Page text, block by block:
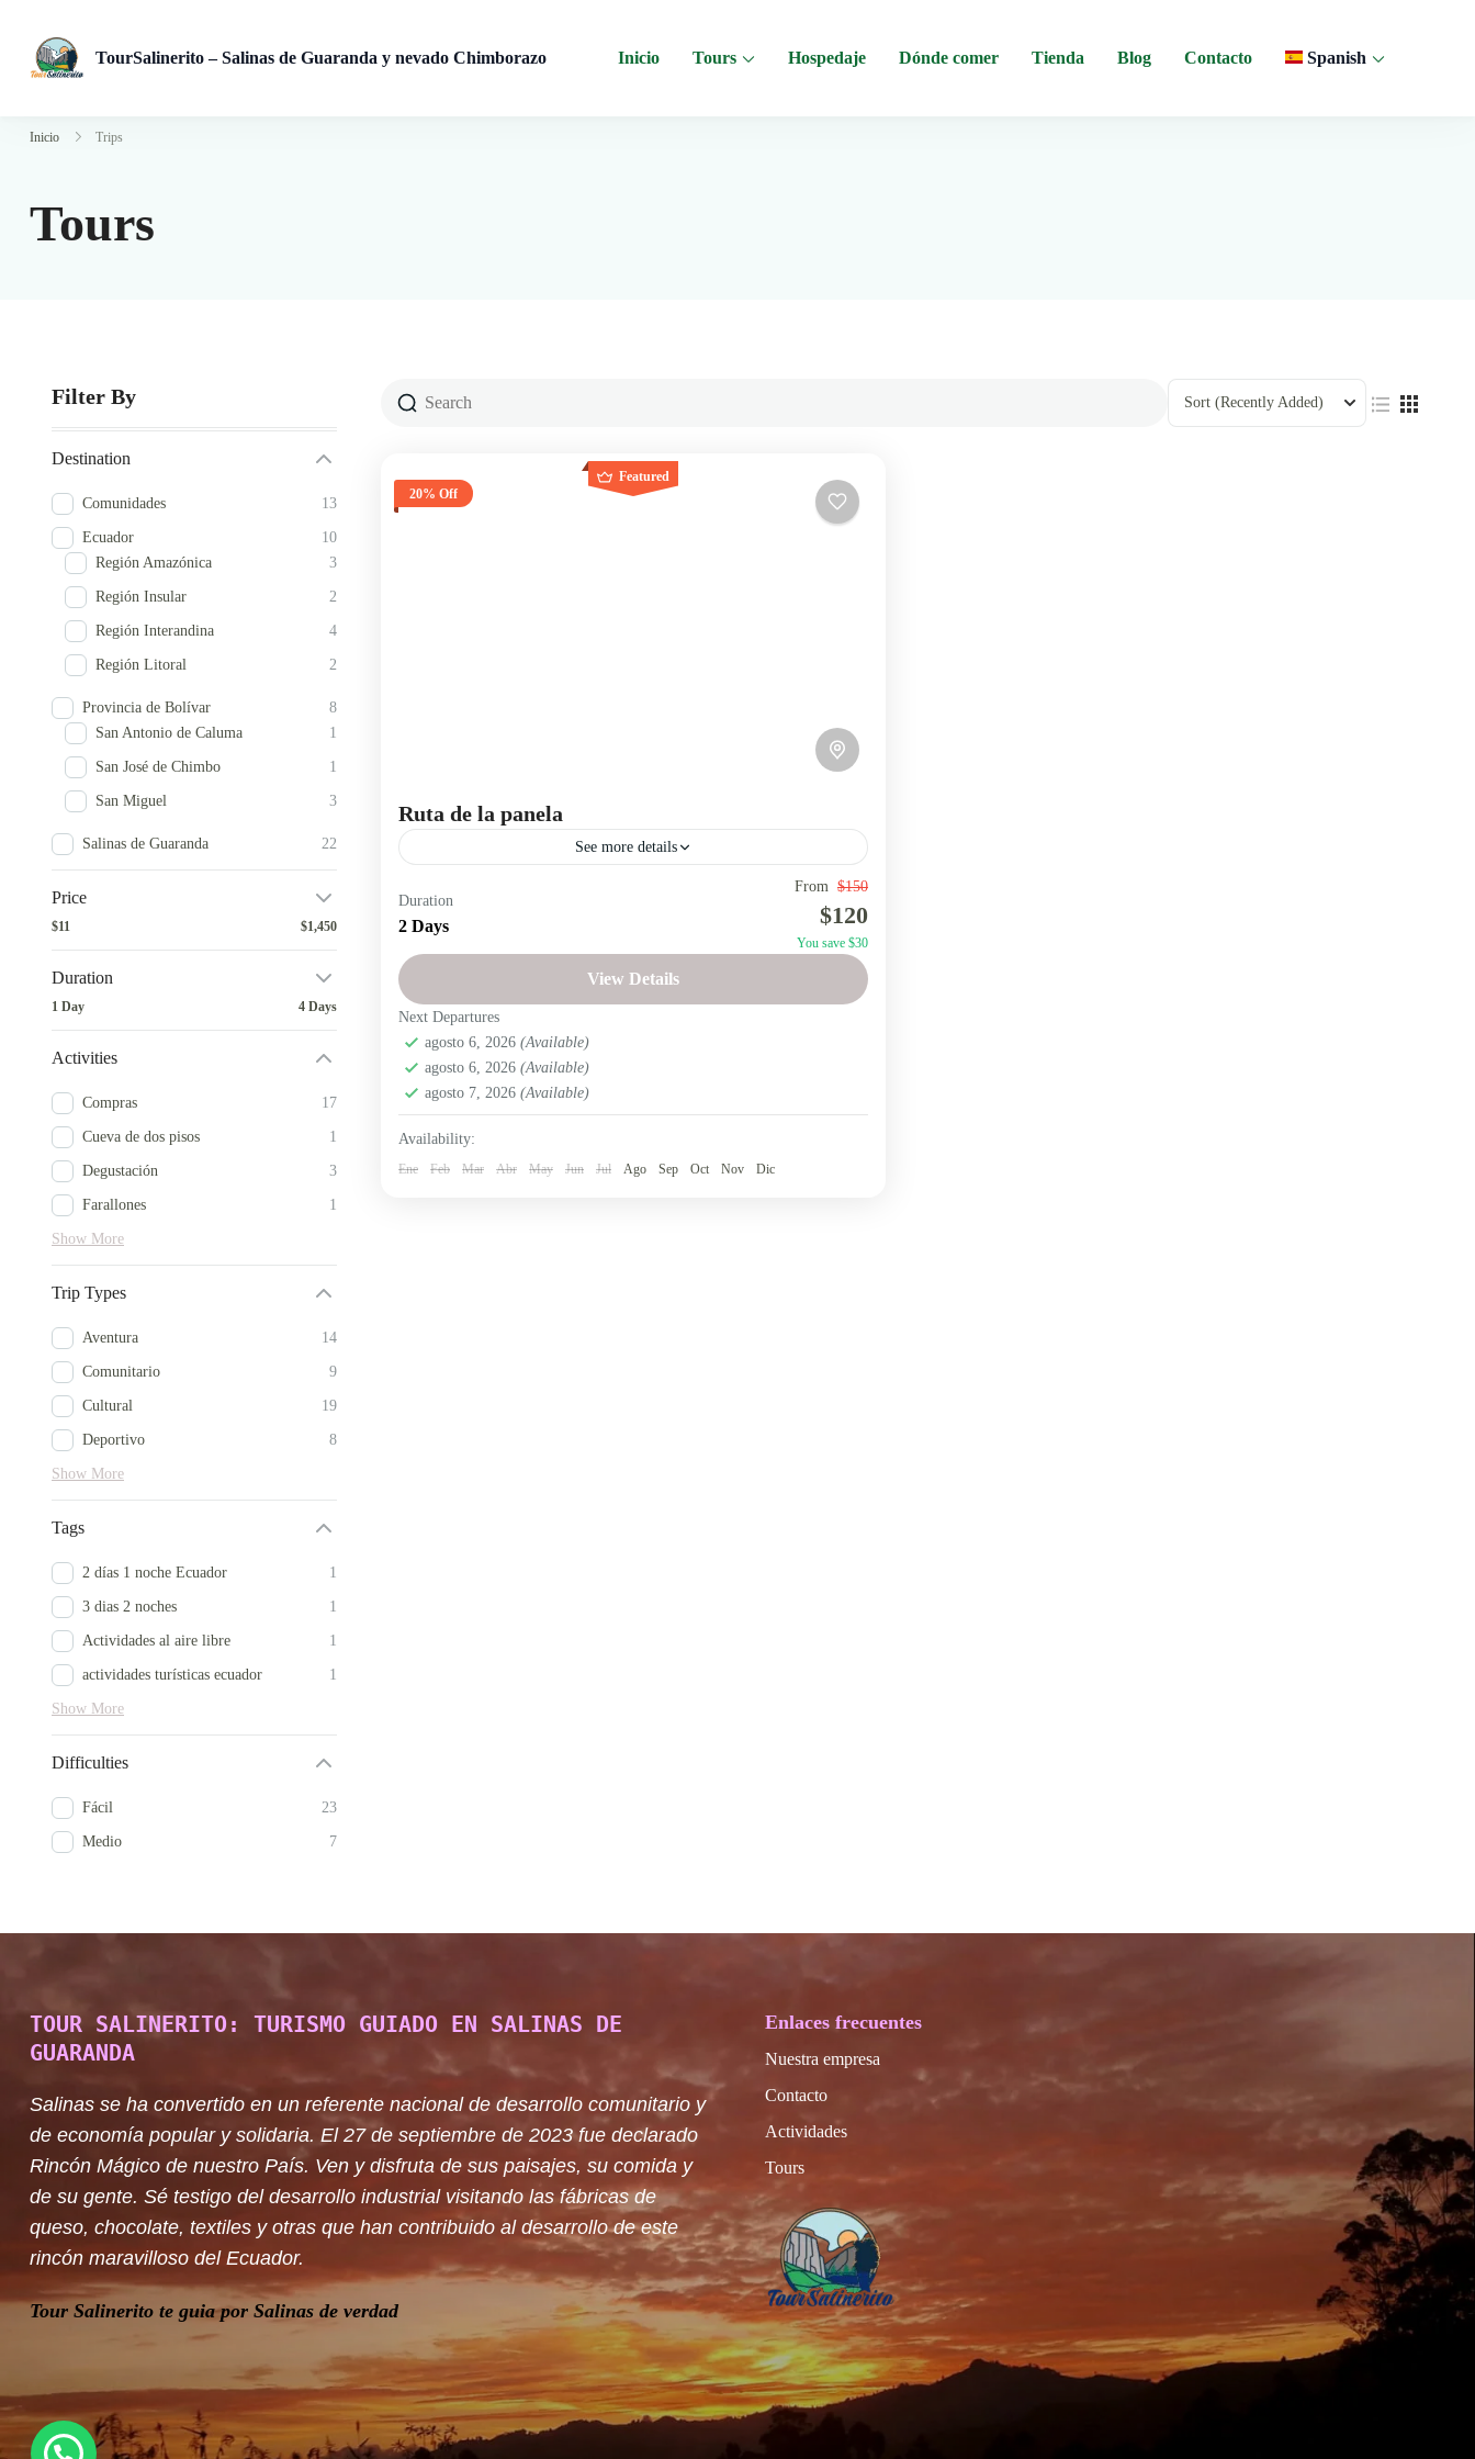
TourSalinerito – Salinas de Guaranda y nevado Chimborazo Inicio Tours Hospedaje Dónde comer Tienda Blog Contacto Spanish
Inicio Trips
Tours
Filter By
Destination
Comunidades 13
Ecuador
10
Región Amazónica
3
Región Insular 2
Región Interandina 4
Región Litoral 2
Provincia de Bolívar
8
San Antonio de Caluma
1
San José de Chimbo 1
San Miguel 3
Salinas de Guaranda 22
Price
$11 $1,450
Duration
1 Day 4 Days
Activities
Compras 17
Cueva de dos pisos 1
Degustación 3
Farallones 1
Show More
Trip Types
Aventura 14
Comunitario 9
Cultural 19
Deportivo 8
Show More
Tags
2 días 1 noche Ecuador 1
3 dias 2 noches 1
Actividades al aire libre 1
actividades turísticas ecuador 1
Show More
Difficulties
Fácil 23
Medio 7
Sort (Recently Added)
Featured
20% Off
Ruta de la panela
See more details
Dos días y una noche por la Ruta de la Panela y el encanto de
Salinas
Comunidades
Medio
4 People
Duration
2 Days
From $150
$120
You save $30
View Details
Next Departures
agosto 6, 2026 (Available)
agosto 6, 2026 (Available)
agosto 7, 2026 (Available)
Availability:
Ene Feb Mar Abr May Jun Jul Ago Sep Oct Nov Dic
TOUR SALINERITO: TURISMO GUIADO EN SALINAS DE
GUARANDA
Salinas se ha convertido en un referente nacional de desarrollo comunitario y
de economía popular y solidaria. El 27 de septiembre de 2023 fue declarado
Rincón Mágico de nuestro País. Ven y disfruta de sus paisajes, su comida y
de su gente. Sé testigo del desarrollo industrial visitando las fábricas de
queso, chocolate, textiles y otras que han contribuido al desarrollo de este
rincón maravilloso del Ecuador.
Tour Salinerito te guia por Salinas de verdad
Enlaces frecuentes
Nuestra empresa
Contacto
Actividades
Tours